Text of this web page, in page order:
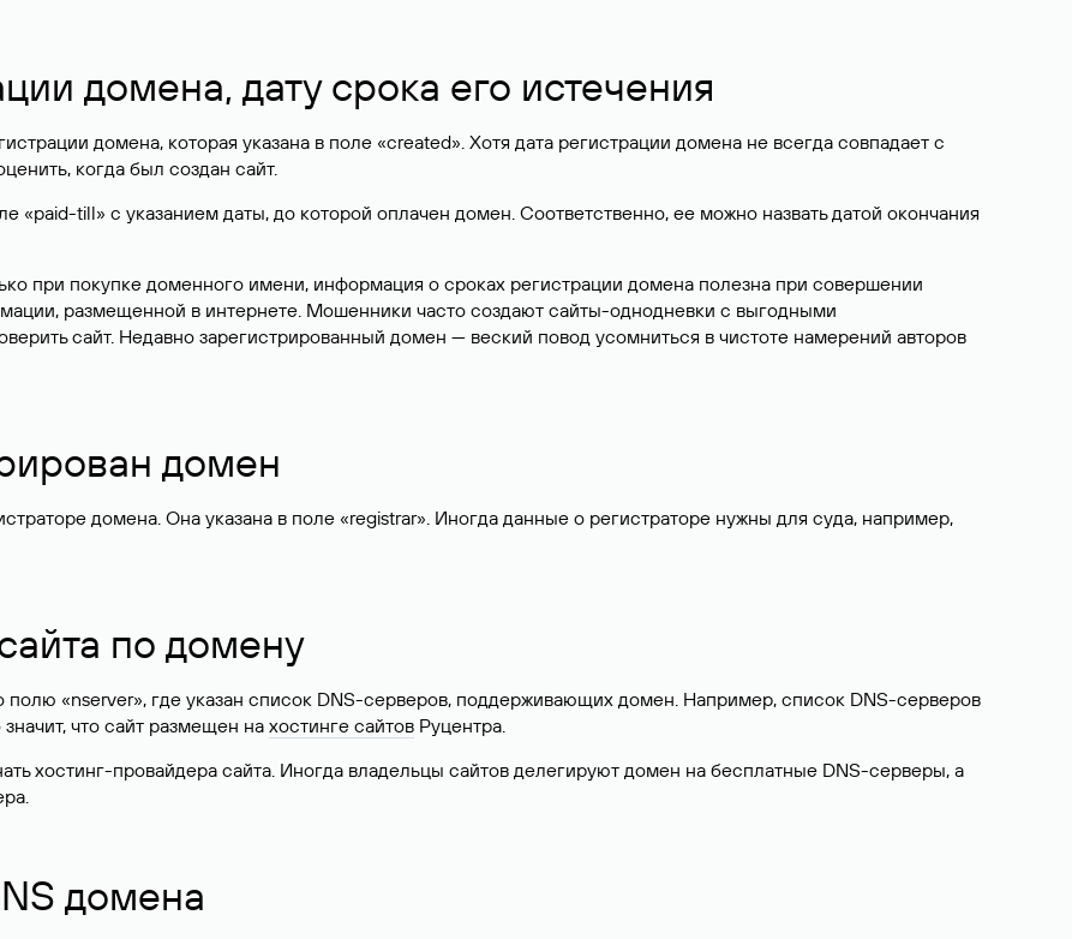
домена, дату срока его истечения
домена, которая указана в поле «created». Хотя дата регистрации домена не всегда совпадает с
когда был создан сайт.
till» с указанием даты, до которой оплачен домен. Соответственно, ее можно назвать датой окончания
при покупке доменного имени, информация о сроках регистрации домена полезна при совершении
размещенной в интернете. Мошенники часто создают сайты-однодневки с выгодными
сайт. Недавно зарегистрированный домен — веский повод усомниться в чистоте намерений авторов
домен
домена. Она указана в поле «registrar». Иногда данные о регистраторе нужны для суда, например,
по домену
полю «nserver», где указан список DNS-серверов, поддерживающих домен. Например, список DNS-серверов
что сайт размещен на хостинге сайтов Руцентра.
хостинг-провайдера сайта. Иногда владельцы сайтов делегируют домен на бесплатные DNS-серверы, а
домена